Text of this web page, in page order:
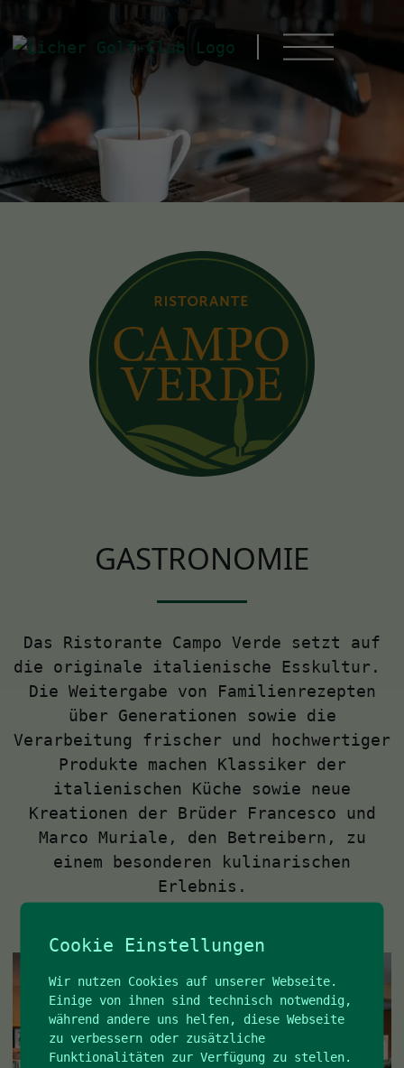
GASTRONOMIE
Das Ristorante Campo Verde setzt auf
die originale italienische Esskultur.
Die Weitergabe von Familienrezepten
über Generationen sowie die
Verarbeitung frischer und hochwertiger
Produkte machen Klassiker der
italienischen Küche sowie neue
Kreationen der Brüder Francesco und
Marco Muriale, den Betreibern, zu
einem besonderen kulinarischen
Erlebnis.
Cookie Einstellungen
Wir nutzen Cookies auf unserer Webseite.
Einige von ihnen sind technisch notwendig,
während andere uns helfen, diese Webseite
zu verbessern oder zusätzliche
Funktionalitäten zur Verfügung zu stellen.